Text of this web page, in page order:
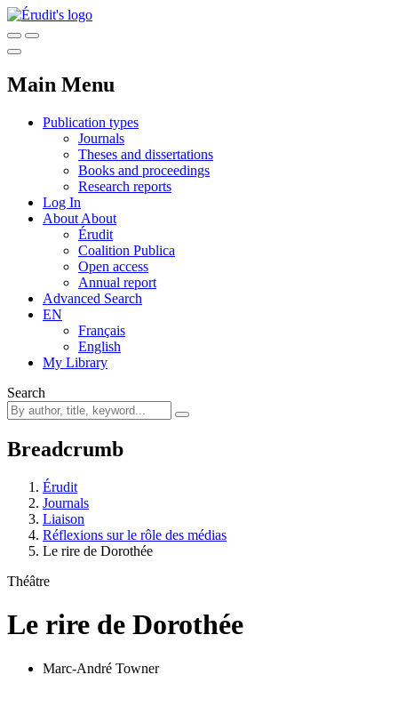
Main Menu
Publication types
Journals
Theses and dissertations
Books and proceedings
Research reports
Log In
About About
Érudit
Coalition Publica
Open access
Annual report
Advanced Search
EN
Français
English
My Library
Search
Breadcrumb
Érudit
Journals
Liaison
Réflexions sur le rôle des médias
Le rire de Dorothée
Théâtre
Le rire de Dorothée
Marc-André Towner